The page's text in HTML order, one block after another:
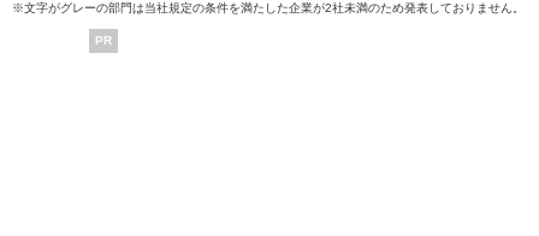
※文字がグレーの部門は当社規定の条件を満たした企業が2社未満のため発表しておりません。
PR